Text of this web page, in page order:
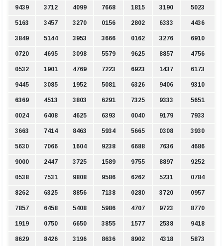
9439 3712 4099 7668 1815 3190 5023
5163 3457 3270 0156 2802 6333 4436
3849 5144 3953 3666 0162 3276 6910
0720 4695 3098 5579 9625 8857 4756
0532 1901 4769 7223 6923 1437 6173
9445 3085 1952 5081 6326 9406 9310
6369 4513 3803 6291 7325 9333 5651
0024 6408 4625 6393 0040 9179 7933
3663 7414 8463 5934 5665 0308 3930
5630 7066 1604 9238 6688 7636 4686
9000 2447 3725 1589 9755 8897 9252
0538 7531 9808 9586 6262 5231 0784
8262 6325 8856 7138 0280 3720 0957
7857 6458 5408 5986 4707 9723 8770
1919 0750 6650 3855 1577 2538 9418
8629 8426 3196 8636 8902 4318 5873